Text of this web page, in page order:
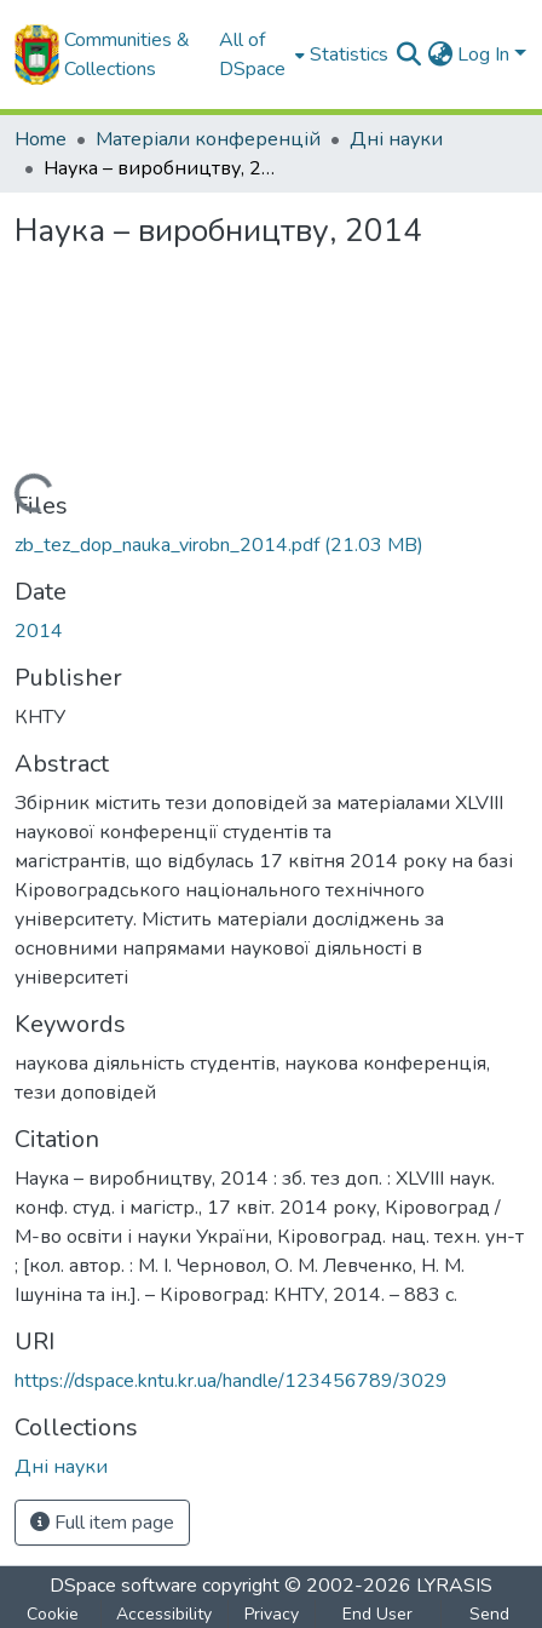
Communities &
Collections
All of
DSpace
Statistics Log In
Home Матеріали конференцій
Дні науки
Наука – виробництву, 2014
Наука – виробництву, 2014
Loading...
Files
zb_tez_dop_nauka_virobn_2014.pdf(21.03 MB)
Date
2014
Publisher
КНТУ
Abstract
Збірник містить тези доповідей за матеріалами XLVІІІ
наукової конференції студентів та
магістрантів, що відбулась 17 квітня 2014 року на базі
Кіровоградського національного технічного
університету. Містить матеріали досліджень за
основними напрямами наукової діяльності в
університеті
Keywords
наукова діяльність студентів, наукова конференція,
тези доповідей
Citation
Наука – виробництву, 2014 : зб. тез доп. : ХLVІІІ наук.
конф. студ. і магістр., 17 квіт. 2014 року, Кіровоград /
М-во освіти і науки України, Кіровоград. нац. техн. ун-т
; [кол. автор. : М. І. Черновол, О. М. Левченко, Н. М.
Ішуніна та ін.]. – Кіровоград: КНТУ, 2014. – 883 с.
URI
https://dspace.kntu.kr.ua/handle/123456789/3029
Collections
Дні науки
Full item page
DSpace software copyright © 2002-2026 LYRASIS
Cookie Accessibility Privacy End User Send